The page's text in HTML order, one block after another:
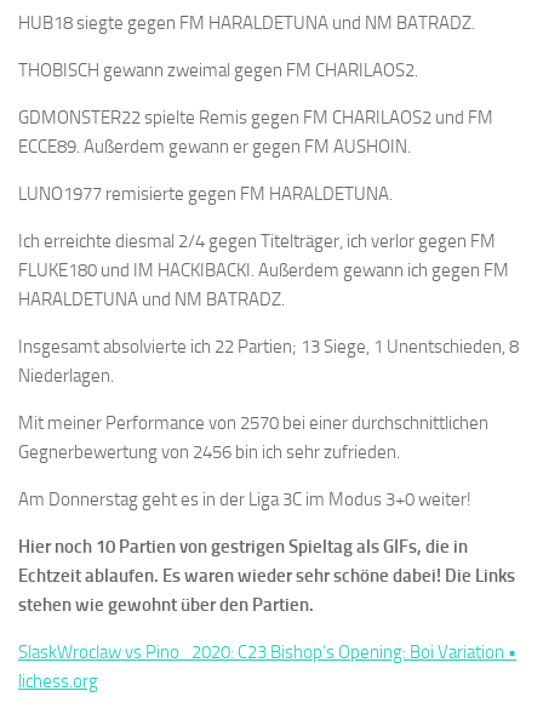
HUB18 siegte gegen FM HARALDETUNA und NM BATRADZ.
THOBISCH gewann zweimal gegen FM CHARILAOS2.
GDMONSTER22 spielte Remis gegen FM CHARILAOS2 und FM
ECCE89. Außerdem gewann er gegen FM AUSHOIN.
LUNO1977 remisierte gegen FM HARALDETUNA.
Ich erreichte diesmal 2/4 gegen Titelträger, ich verlor gegen FM
FLUKE180 und IM HACKIBACKI. Außerdem gewann ich gegen FM
HARALDETUNA und NM BATRADZ.
Insgesamt absolvierte ich 22 Partien; 13 Siege, 1 Unentschieden, 8
Niederlagen.
Mit meiner Performance von 2570 bei einer durchschnittlichen
Gegnerbewertung von 2456 bin ich sehr zufrieden.
Am Donnerstag geht es in der Liga 3C im Modus 3+0 weiter!
Hier noch 10 Partien von gestrigen Spieltag als GIFs, die in
Echtzeit ablaufen. Es waren wieder sehr schöne dabei! Die Links
stehen wie gewohnt über den Partien.
SlaskWroclaw vs Pino_2020: C23 Bishop’s Opening: Boi Variation •
lichess.org